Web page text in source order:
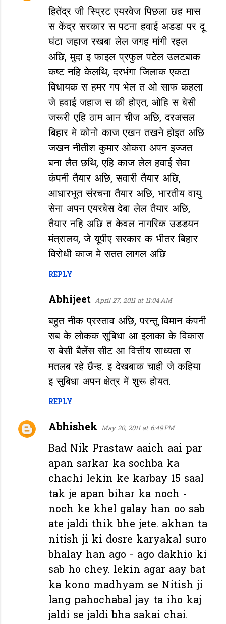
हितेंद्र जी स्प्रिट एयरवेज पिछला छह मास
स केंद्र सरकार स पटना हवाई अडडा पर दू
घंटा जहाज रखबा लेल जगह मांगी रहल
अछि, मुदा इ फाइल प्रफुल पटेल उलटबाक
कष्‍ट नहि केलथि, दरभंगा जिलाक एकटा
विधायक स हमर गप भेल त ओ साफ कहला
जे हवाई जहाज स की होएत, ओहि स बेसी
जरूरी एहि ठाम आन चीज अछि, दरअसल
बिहार मे कोनो काज एखन तखने होइत अछि
जखन नीतीश कुमार ओकरा अपन इज्‍जत
बना लैत छथि, एहि काज लेल हवाई सेवा
कंपनी तैयार अछि, सवारी तैयार अछि,
आधारभूत संरचना तैयार अछि, भारतीय वायु
सेना अपन एयरबेस देबा लेल तैयार अछि,
तैयार नहि अछि त केवल नागरिक उडडयन
मंत्रालय, जे यूपीए सरकार क भीतर बिहार
विरोधी काज मे सतत लागल अछि
REPLY
Abhijeet April 27, 2011 at 11:04 AM
बहुत नीक प्रस्ताव अछि, परन्तु विमान कंपनी
सब के लोकक सुबिधा आ इलाका के विकास
स बेसी बैलेंस सीट आ वित्तीय साध्यता स
मतलब रहे छैन्ह. इ देखबाक चाही जे कहिया
इ सुबिधा अपन क्षेत्र में शुरू होयत.
REPLY
Abhishek May 20, 2011 at 6:49 PM
Bad Nik Prastaw aaich aai par
apan sarkar ka sochba ka
chachi lekin ke karbay 15 saal
tak je apan bihar ka noch -
noch ke khel galay han oo sab
ate jaldi thik bhe jete. akhan ta
nitish ji ki dosre karyakal suro
bhalay han ago - ago dakhio ki
sab ho chey. lekin agar aay bat
ka kono madhyam se Nitish ji
lang pahochabal jay ta iho kaj
jaldi se jaldi bha sakai chai.